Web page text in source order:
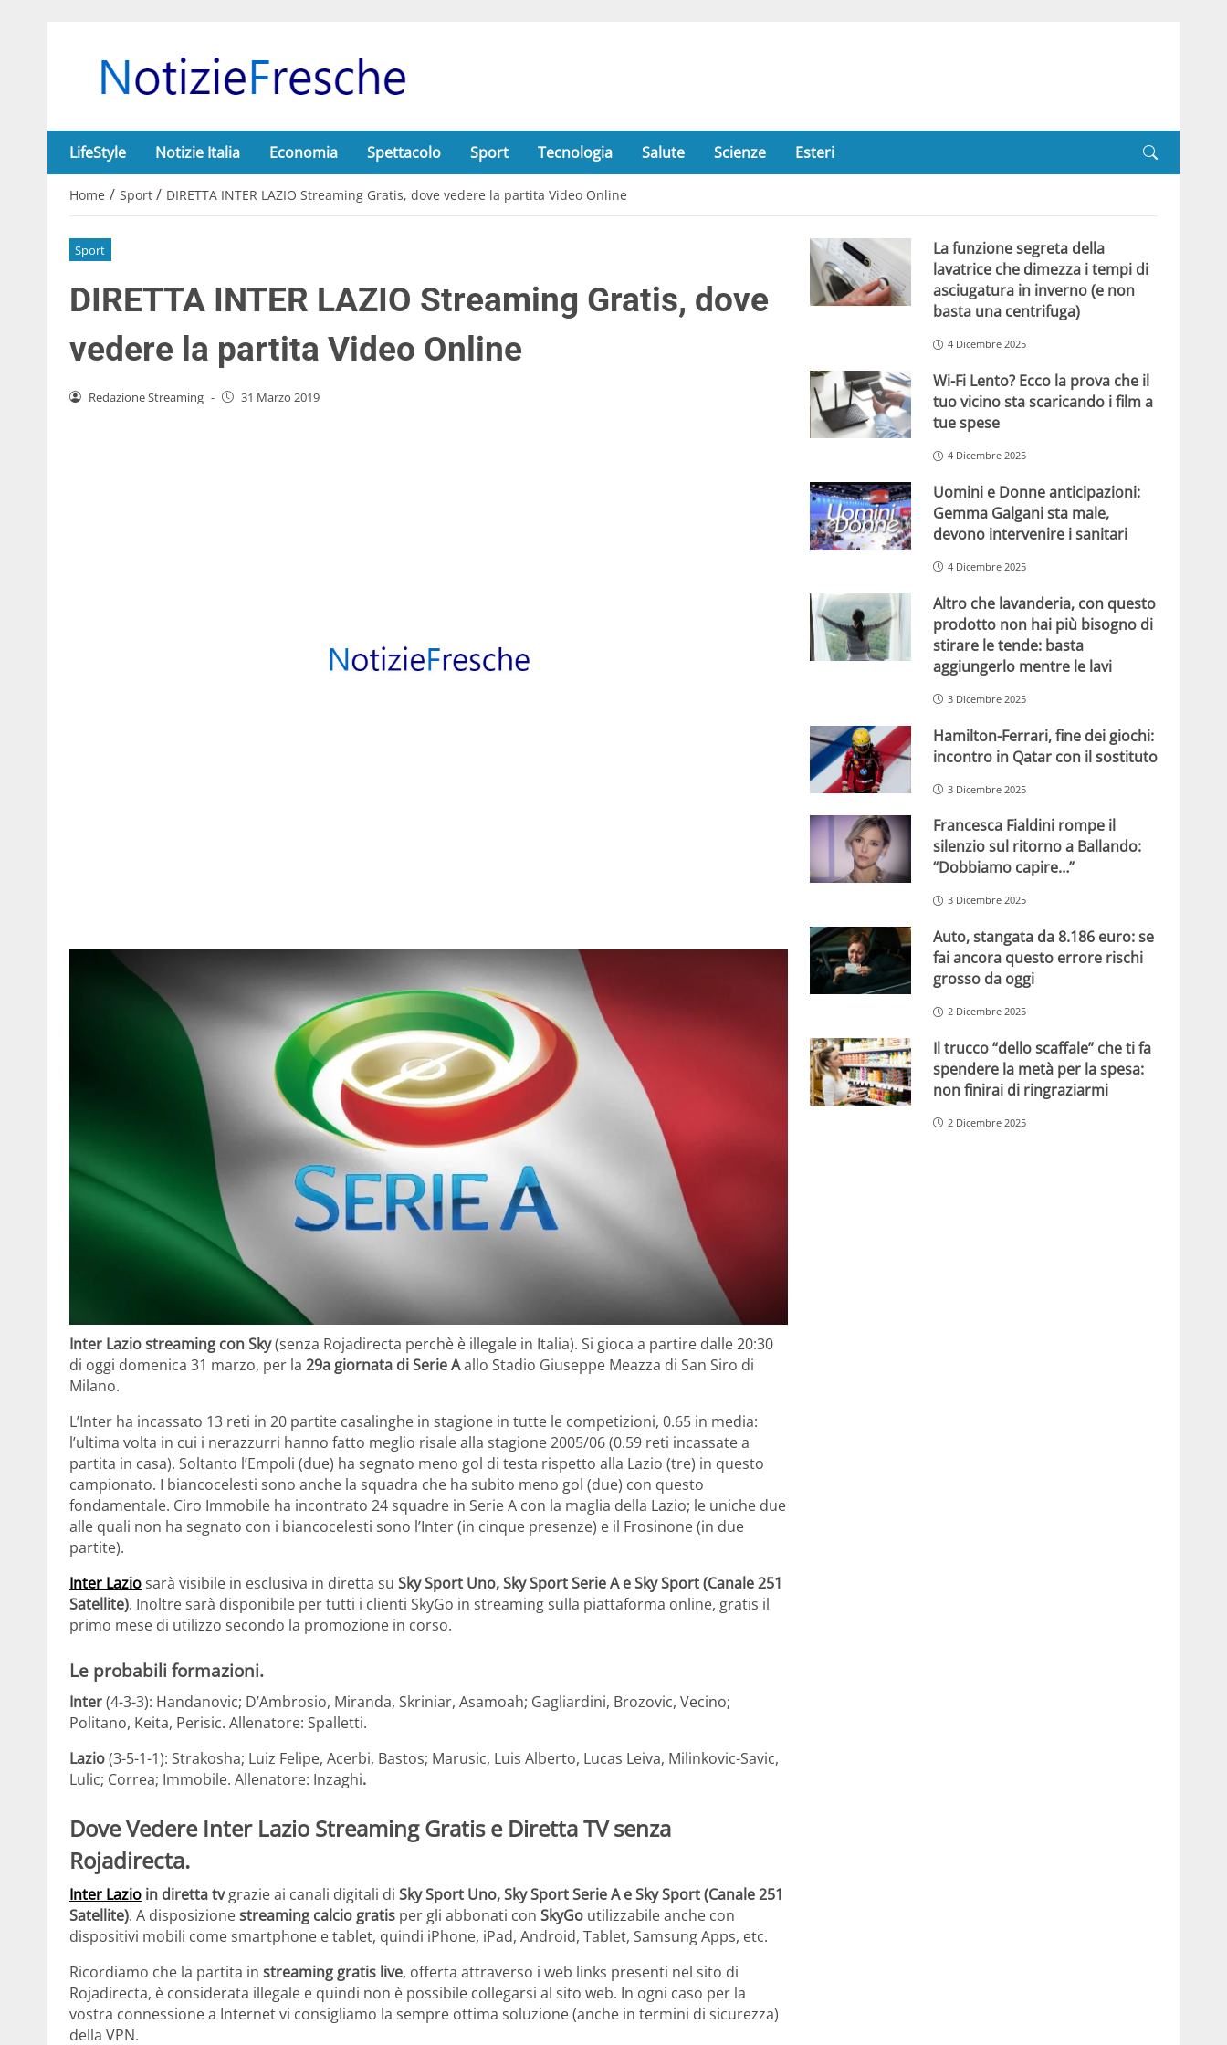
LifeStyle Notizie Italia Economia Spettacolo Sport Tecnologia Salute Scienze Esteri
Home / Sport / DIRETTA INTER LAZIO Streaming Gratis, dove vedere la partita Video Online
Sport
DIRETTA INTER LAZIO Streaming Gratis, dove
vedere la partita Video Online
Redazione Streaming - 31 Marzo 2019
Inter Lazio streaming con Sky(senza Rojadirecta perchè è illegale in Italia). Si gioca a partire dalle 20:30
di oggi domenica 31 marzo, per la 29a giornata di Serie Aallo Stadio Giuseppe Meazza di San Siro di
Milano.
L’Inter ha incassato 13 reti in 20 partite casalinghe in stagione in tutte le competizioni, 0.65 in media:
l’ultima volta in cui i nerazzurri hanno fatto meglio risale alla stagione 2005/06 (0.59 reti incassate a
partita in casa). Soltanto l’Empoli (due) ha segnato meno gol di testa rispetto alla Lazio (tre) in questo
campionato. I biancocelesti sono anche la squadra che ha subito meno gol (due) con questo
fondamentale. Ciro Immobile ha incontrato 24 squadre in Serie A con la maglia della Lazio; le uniche due
alle quali non ha segnato con i biancocelesti sono l’Inter (in cinque presenze) e il Frosinone (in due
partite).
Inter Laziosarà visibile in esclusiva in diretta su Sky Sport Uno, Sky Sport Serie A e Sky Sport (Canale 251
Satellite). Inoltre sarà disponibile per tutti i clienti SkyGo in streaming sulla piattaforma online, gratis il
primo mese di utilizzo secondo la promozione in corso.
Le probabili formazioni.
Inter(4-3-3): Handanovic; D’Ambrosio, Miranda, Skriniar, Asamoah; Gagliardini, Brozovic, Vecino;
Politano, Keita, Perisic. Allenatore: Spalletti.
Lazio(3-5-1-1): Strakosha; Luiz Felipe, Acerbi, Bastos; Marusic, Luis Alberto, Lucas Leiva, Milinkovic-Savic,
Lulic; Correa; Immobile. Allenatore: Inzaghi.
Dove Vedere Inter Lazio Streaming Gratis e Diretta TV senza
Rojadirecta.
Inter Lazio in diretta tvgrazie ai canali digitali di Sky Sport Uno, Sky Sport Serie A e Sky Sport (Canale 251
Satellite). A disposizionestreaming calcio gratis per gli abbonati con SkyGo utilizzabile anche con
dispositivi mobili come smartphone e tablet, quindi iPhone, iPad, Android, Tablet, Samsung Apps, etc.
Ricordiamo che la partita in streaming gratis live, offerta attraverso i web links presenti nel sito di
Rojadirecta, è considerata illegale e quindi non è possibile collegarsi al sito web. In ogni caso per la
vostra connessione a Internet vi consigliamo la sempre ottima soluzione (anche in termini di sicurezza)
della VPN.
La funzione segreta della
lavatrice che dimezza i tempi di
asciugatura in inverno (e non
basta una centrifuga)
4 Dicembre 2025
Wi-Fi Lento? Ecco la prova che il
tuo vicino sta scaricando i film a
tue spese
4 Dicembre 2025
Uomini e Donne anticipazioni:
Gemma Galgani sta male,
devono intervenire i sanitari
4 Dicembre 2025
Altro che lavanderia, con questo
prodotto non hai più bisogno di
stirare le tende: basta
aggiungerlo mentre le lavi
3 Dicembre 2025
Hamilton-Ferrari, fine dei giochi:
incontro in Qatar con il sostituto
3 Dicembre 2025
Francesca Fialdini rompe il
silenzio sul ritorno a Ballando:
“Dobbiamo capire…”
3 Dicembre 2025
Auto, stangata da 8.186 euro: se
fai ancora questo errore rischi
grosso da oggi
2 Dicembre 2025
Il trucco “dello scaffale” che ti fa
spendere la metà per la spesa:
non finirai di ringraziarmi
2 Dicembre 2025